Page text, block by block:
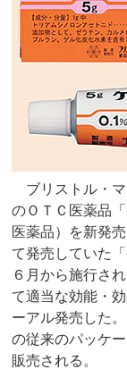
ブリストル・マ
のＯＴＣ医薬品
医薬品）を新発
て発売していた
６月から施行さ
て適当な効能・
ーアル発売した
の従来のパッケ
販売される。